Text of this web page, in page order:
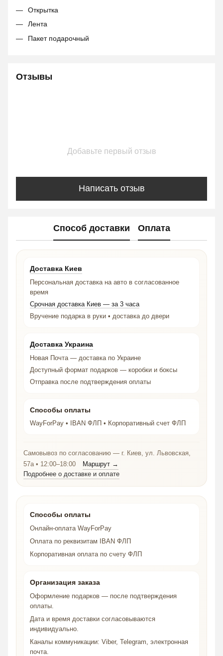
Открытка
Лента
Пакет подарочный
Отзывы
Добавьте первый отзыв
Написать отзыв
Способ доставки Оплата
Доставка Киев
Персональная доставка на авто в согласованное
время
Срочная доставка Киев — за 3 часа
Вручение подарка в руки • доставка до двери
Доставка Украина
Новая Почта — доставка по Украине
Доступный формат подарков — коробки и боксы
Отправка после подтверждения оплаты
Способы оплаты
WayForPay • IBAN ФЛП • Корпоративный счет ФЛП
Самовывоз по согласованию — г. Киев, ул. Львовская,
57а • 12:00–18:00
Маршрут →
Подробнее о доставке и оплате
Способы оплаты
Онлайн-оплата WayForPay
Оплата по реквизитам IBAN ФЛП
Корпоративная оплата по счету ФЛП
Организация заказа
Оформление подарков — после подтверждения
оплаты.
Дата и время доставки согласовываются
индивидуально.
Каналы коммуникации: Viber, Telegram, электронная
почта.